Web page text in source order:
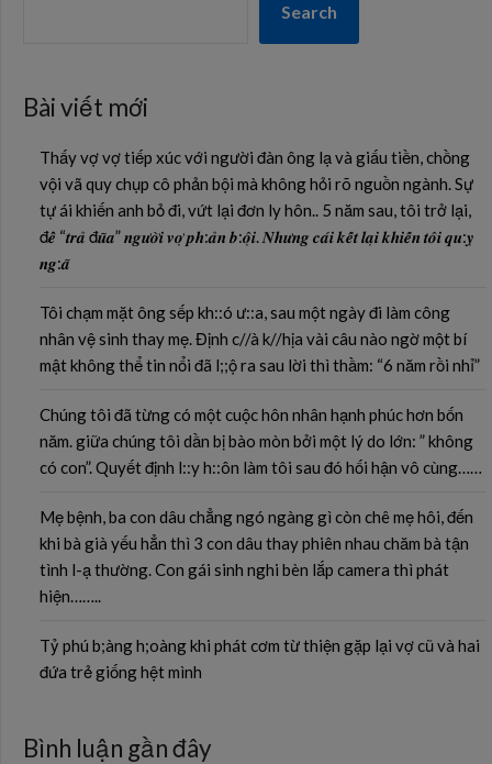
Search
Bài viết mới
Thấy vợ vợ tiếp xúc với người đàn ông lạ và giấu tiền, chồng
vội vã quy chụp cô phản bội mà không hỏi rõ nguồn ngành. Sự
tự ái khiến anh bỏ đi, vứt lại đơn ly hôn.. 5 năm sau, tôi trở lại,
đ𝒆̂̉ “𝒕𝒓𝒂̉ đ𝒖̃𝒂” 𝒏𝒈𝒖̛𝒐̛̀𝒊 𝒗𝒐̛̣ 𝒑𝒉:𝒂̉𝒏 𝒃:𝒐̣̂𝒊. 𝑵𝒉𝒖̛𝒏𝒈 𝒄𝒂́𝒊 𝒌𝒆̂́𝒕 𝒍𝒂̣𝒊 𝒌𝒉𝒊𝒆̂́𝒏 𝒕𝒐̂𝒊 𝒒𝒖:𝒚̣
𝒏𝒈:𝒂̃
Tôi chạm mặt ông sếp kh::ó ư::a, sau một ngày đi làm công
nhân vệ sinh thay mẹ. Định c//à k//hịa vài câu nào ngờ một bí
mật không thể tin nổi đã l;;ộ ra sau lời thì thầm: “6 năm rồi nhỉ”
Chúng tôi đã từng có một cuộc hôn nhân hạnh phúc hơn bốn
năm. giữa chúng tôi dần bị bào mòn bởi một lý do lớn: ” không
có con”. Quyết định l::y h::ôn làm tôi sau đó hối hận vô cùng……
Mẹ bệnh, ba con dâu chẳng ngó ngàng gì còn chê mẹ hôi, đến
khi bà già yếu hẳn thì 3 con dâu thay phiên nhau chăm bà tận
tình l-ạ thường. Con gái sinh nghi bèn lắp camera thì phát
hiện……..
Tỷ phú b;àng h;oàng khi phát cơm từ thiện gặp lại vợ cũ và hai
đứa trẻ giống hệt mình
Bình luận gần đây